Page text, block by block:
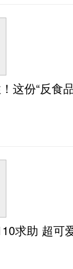
这份“反食
求助 超可